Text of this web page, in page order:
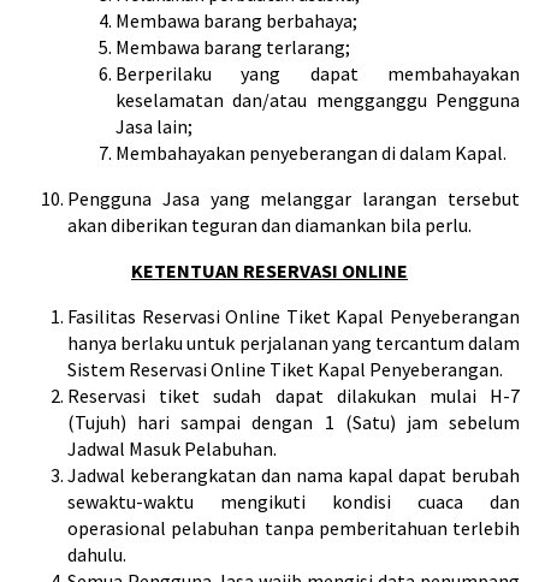
Membawa barang berbahaya;
Membawa barang terlarang;
Berperilaku yang dapat membahayakan
keselamatan dan/atau mengganggu Pengguna
Jasa lain;
Membahayakan penyeberangan di dalam Kapal.
Pengguna Jasa yang melanggar larangan tersebut
akan diberikan teguran dan diamankan bila perlu.
KETENTUAN RESERVASI ONLINE
Fasilitas Reservasi Online Tiket Kapal Penyeberangan
hanya berlaku untuk perjalanan yang tercantum dalam
Sistem Reservasi Online Tiket Kapal Penyeberangan.
Reservasi tiket sudah dapat dilakukan mulai H-7
(Tujuh) hari sampai dengan 1 (Satu) jam sebelum
Jadwal Masuk Pelabuhan.
Jadwal keberangkatan dan nama kapal dapat berubah
sewaktu-waktu mengikuti kondisi cuaca dan
operasional pelabuhan tanpa pemberitahuan terlebih
dahulu.